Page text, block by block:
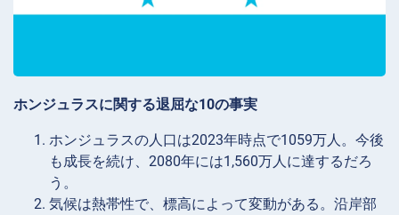
ホンジュラスに関する退屈な10の事実
ホンジュラスの人口は2023年時点で1059万人。今後
も成長を続け、2080年には1,560万人に達するだろ
う。
気候は熱帯性で、標高によって変動がある。沿岸部